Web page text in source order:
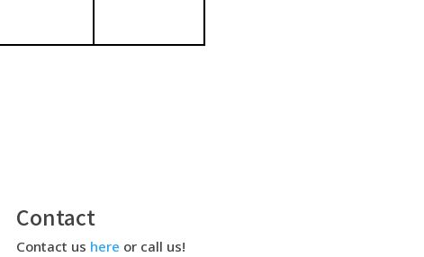
Contact
Contact us here or call us!